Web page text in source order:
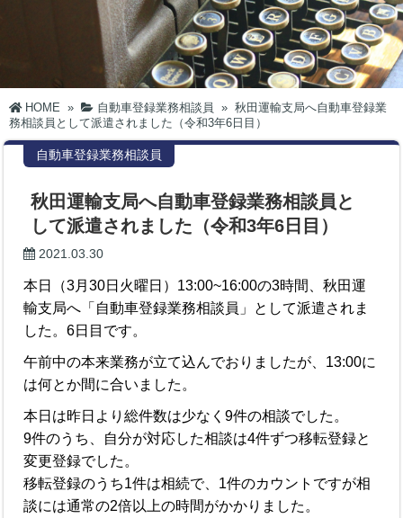
HOME » 自動車登録業務相談員 » 秋田運輸支局へ自動車登録業
務相談員として派遣されました（令和3年6日目）
自動車登録業務相談員
秋田運輸支局へ自動車登録業務相談員と
して派遣されました（令和3年6日目）
2021.03.30
本日（3月30日火曜日）13:00~16:00の3時間、秋田運
輸支局へ「自動車登録業務相談員」として派遣されま
した。6日目です。
午前中の本来業務が立て込んでおりましたが、13:00に
は何とか間に合いました。
本日は昨日より総件数は少なく9件の相談でした。
9件のうち、自分が対応した相談は4件ずつ移転登録と
変更登録でした。
移転登録のうち1件は相続で、1件のカウントですが相
談には通常の2倍以上の時間がかかりました。